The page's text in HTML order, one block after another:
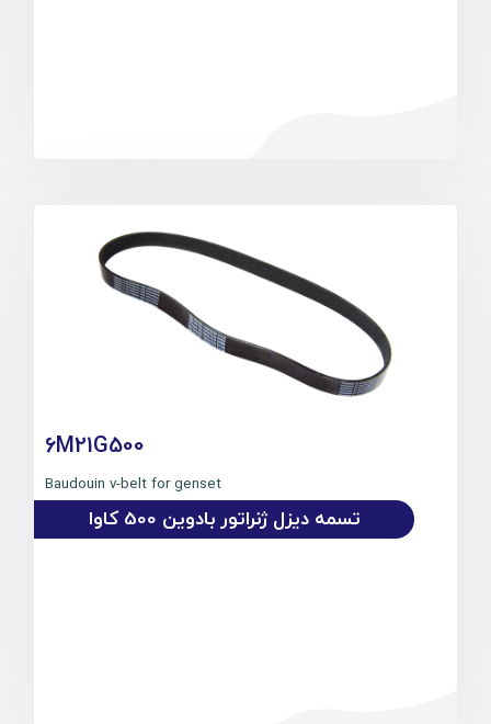
6M21G500
Baudouin v-belt for genset
تسمه دیزل ژنراتور بادوین 500 کاوا